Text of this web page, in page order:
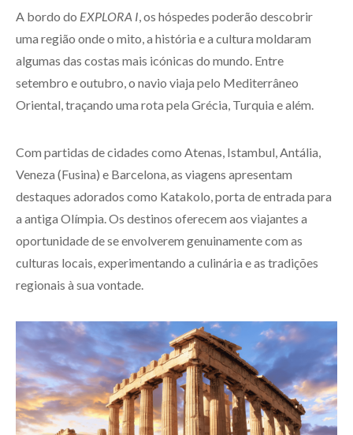
A bordo do EXPLORA I, os hóspedes poderão descobrir
uma região onde o mito, a história e a cultura moldaram
algumas das costas mais icónicas do mundo. Entre
setembro e outubro, o navio viaja pelo Mediterrâneo
Oriental, traçando uma rota pela Grécia, Turquia e além.
Com partidas de cidades como Atenas, Istambul, Antália,
Veneza (Fusina) e Barcelona, as viagens apresentam
destaques adorados como Katakolo, porta de entrada para
a antiga Olímpia. Os destinos oferecem aos viajantes a
oportunidade de se envolverem genuinamente com as
culturas locais, experimentando a culinária e as tradições
regionais à sua vontade.